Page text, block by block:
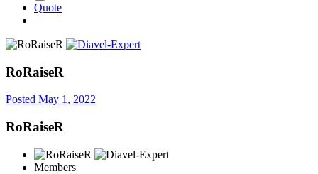
Quote
RoRaiseR
Posted May 1, 2022
RoRaiseR
Members